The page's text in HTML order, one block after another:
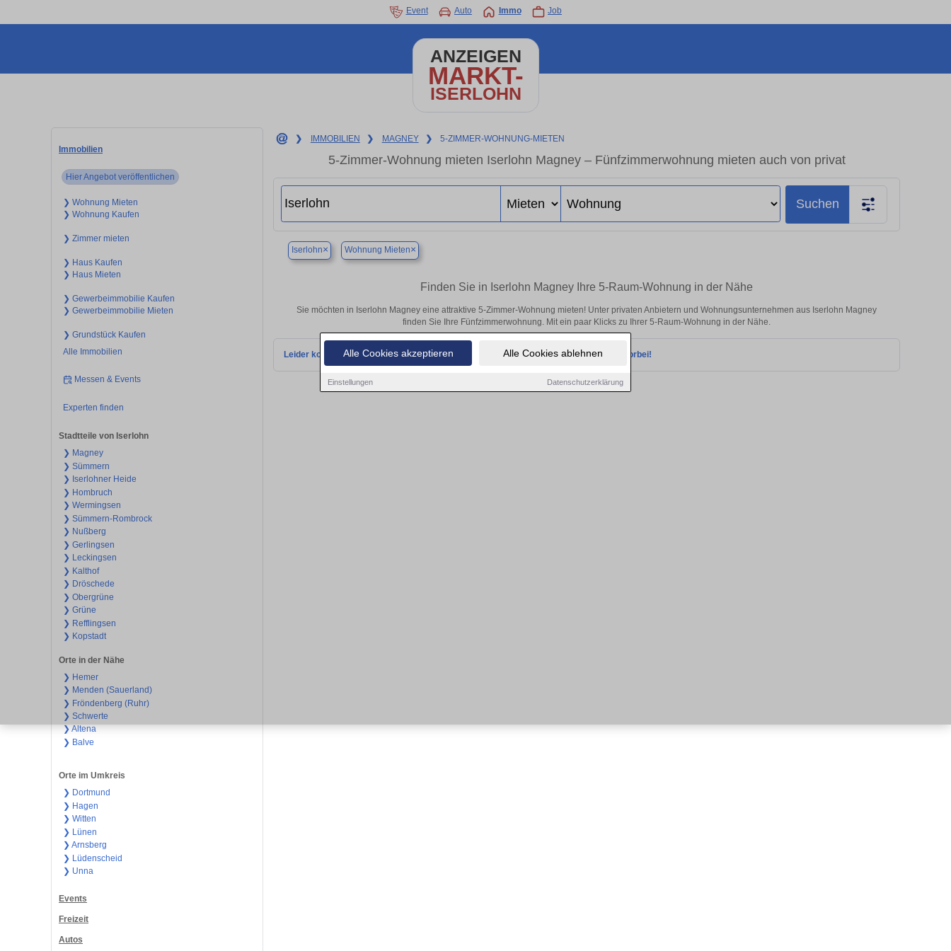
Alle Cookies akzeptieren Alle Cookies ablehnen
Einstellungen Datenschutzerklärung
Event Auto Immo Job
ANZEIGEN
MARKT-
ISERLOHN
Immobilien
Hier Angebot veröffentlichen
❯ Wohnung Mieten
❯ Wohnung Kaufen
❯ Zimmer mieten
❯ Haus Kaufen
❯ Haus Mieten
❯ Gewerbeimmobilie Kaufen
❯ Gewerbeimmobilie Mieten
❯ Grundstück Kaufen
Alle Immobilien
Messen & Events
Experten finden
Stadtteile von Iserlohn
❯ Magney
❯ Sümmern
❯ Iserlohner Heide
❯ Hombruch
❯ Wermingsen
❯ Sümmern-Rombrock
❯ Nußberg
❯ Gerlingsen
❯ Leckingsen
❯ Kalthof
❯ Dröschede
❯ Obergrüne
❯ Grüne
❯ Refflingsen
❯ Kopstadt
Orte in der Nähe
❯ Hemer
❯ Menden (Sauerland)
❯ Fröndenberg (Ruhr)
❯ Schwerte
❯ Altena
❯ Balve
Orte im Umkreis
❯ Dortmund
❯ Hagen
❯ Witten
❯ Lünen
❯ Arnsberg
❯ Lüdenscheid
❯ Unna
Events
Freizeit
Autos
❯ IMMOBILIEN ❯ MAGNEY ❯ 5-ZIMMER-WOHNUNG-MIETEN
5-Zimmer-Wohnung mieten Iserlohn Magney – Fünfzimmerwohnung mieten auch von privat
Suchen
Iserlohn× Wohnung Mieten×
Finden Sie in Iserlohn Magney Ihre 5-Raum-Wohnung in der Nähe
Sie möchten in Iserlohn Magney eine attraktive 5-Zimmer-Wohnung mieten! Unter privaten Anbietern und Wohnungsunternehmen aus Iserlohn Magney
finden Sie Ihre Fünfzimmerwohnung. Mit ein paar Klicks zu Ihrer 5-Raum-Wohnung in der Nähe.
Leider konnten wir derzeit keine passenden Objekte finden. Schauen Sie bald wieder vorbei!